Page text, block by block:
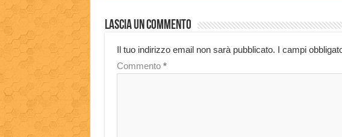
Lascia un commento
Il tuo indirizzo email non sarà pubblicato. I campi
Commento *